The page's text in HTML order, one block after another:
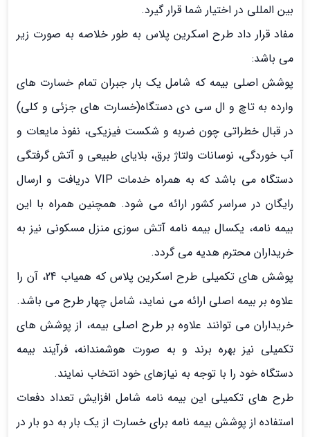
بین المللی در اختیار شما قرار گیرد.
مفاد قرار داد طرح اسکرین پلاس به طور خلاصه به صورت زیر
می باشد:
پوشش اصلی بیمه که شامل یک بار جبران تمام خسارت های
وارده به تاچ و ال سی دی دستگاه(خسارت های جزئی و کلی)
در قبال خطراتی چون ضربه و شکست فیزیکی، نفوذ مایعات و
آب خوردگی، نوسانات ولتاژ برق، بلایای طبیعی و آتش گرفتگی
دستگاه می باشد که به همراه خدمات VIP دریافت و ارسال
رایگان در سراسر کشور ارائه می شود. همچنین همراه با این
بیمه نامه، یکسال بیمه نامه آتش سوزی منزل مسکونی نیز به
خریداران محترم هدیه می گردد.
پوشش های تکمیلی طرح اسکرین پلاس که همیاب 24، آن را
علاوه بر بیمه اصلی ارائه می نماید، شامل چهار طرح می باشد.
خریداران می توانند علاوه بر طرح اصلی بیمه، از پوشش های
تکمیلی نیز بهره برند و به صورت هوشمندانه، فرآیند بیمه
دستگاه خود را با توجه به نیازهای خود انتخاب نمایند.
طرح های تکمیلی این بیمه نامه شامل افزایش تعداد دفعات
استفاده از پوشش بیمه نامه برای خسارت از یک بار به دو بار در